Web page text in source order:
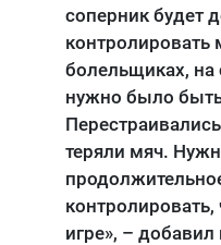
соперник будет
контролировать
болельщиках,
нужно было
теряли мяч.
игре», –